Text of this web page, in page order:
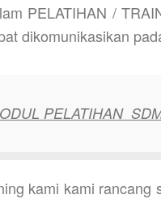
PELATIHAN /
dikomunikasikan
PELATIHAN
kami kami